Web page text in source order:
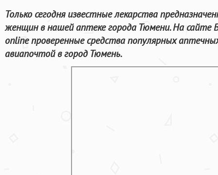
Только сегодня известные лекарства
женщин в нашей аптеке города Тюмени. На сайте
online проверенные средства популярных
авиапочтой в город Тюмень.